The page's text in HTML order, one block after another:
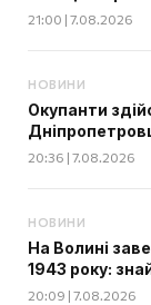
21:00 | 7.08.2026
НОВИНИ
Окупанти
20:36 | 7.08.2026
НОВИНИ
На Волині
1943 року:
20:09 | 7.08.2026